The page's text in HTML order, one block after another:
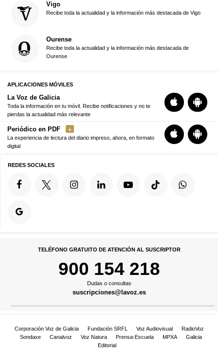
Vigo
Recibe toda la actualidad y la información más destacada de Vigo
Ourense
Recibe toda la actualidad y la información más destacada de
Ourense
APLICACIONES MÓVILES
La Voz de Galicia
Toda la información en tu móvil. Recibe notificaciones y no te
pierdas la actualidad más relevante
Periódico en PDF
La experiencia de lectura del diario impreso, ahora, en formato
digital
REDES SOCIALES
TELÉFONO GRATUITO DE ATENCIÓN AL SUSCRIPTOR
900 154 218
Dudas o consultas
suscripciones@lavoz.es
Corporación Voz de Galicia Fundación SRFL Voz Audiovisual
RadioVoz
Sondaxe
Canalvoz Voz Natura Prensa-Escuela MPXA
Galicia
Editorial